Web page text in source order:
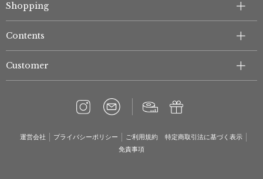
Shopping
Contents
Customer
運営会社 プライバシーポリシー ご利用規約
特定商取引法に基づく表示
免責事項